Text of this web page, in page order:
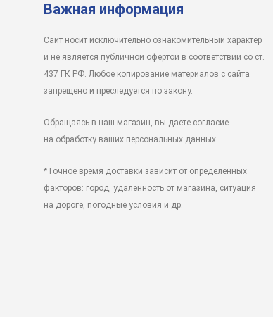
Важная информация
Сайт носит исключительно ознакомительный характер
и не является публичной офертой в соответствии со ст.
437 ГК РФ. Любое копирование материалов с сайта
запрещено и преследуется по закону.
Обращаясь в наш магазин, вы даете согласие
на обработку ваших персональных данных.
*Точное время доставки зависит от определенных
факторов: город, удаленность от магазина, ситуация
на дороге, погодные условия и др.